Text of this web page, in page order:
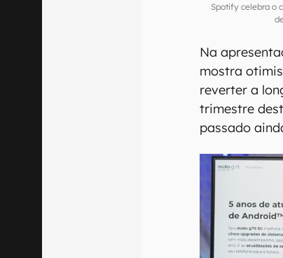
Spotify celebra o
Na
mostra
reverter a
trimestre
passado